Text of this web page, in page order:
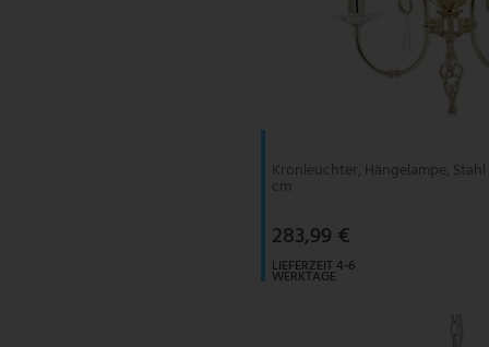
Kronleuchter, Hängelampe,
cm
283,99 €
LIEFERZEIT 4-6
WERKTAGE